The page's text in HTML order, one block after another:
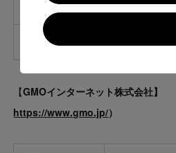
事業内容 法律業務に関
資本金
【GMOインターネット株式会社】
https://www.gmo.jp/）